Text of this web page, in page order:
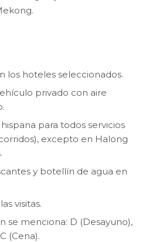
los hoteles seleccionados.
privado con aire
para todos servicios
excepto en Halong
y botellín de agua en
visitas.
se menciona: D (Desayuno),
(Cena).